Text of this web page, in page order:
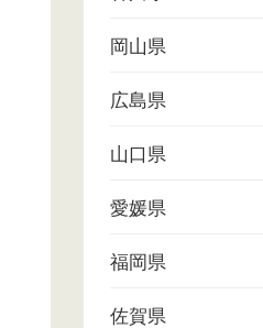
岡山県
広島県
山口県
愛媛県
福岡県
佐賀県